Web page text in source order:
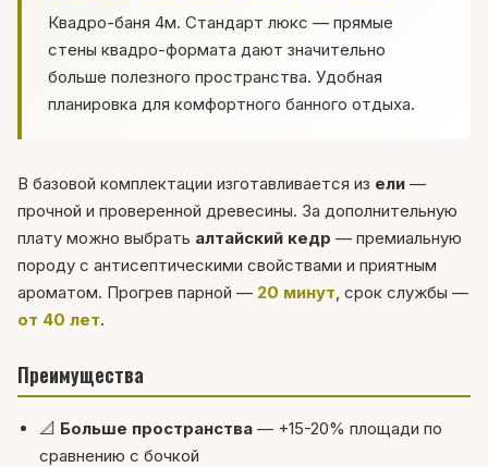
Квадро-баня 4м. Стандарт люкс — прямые
стены квадро-формата дают значительно
больше полезного пространства. Удобная
планировка для комфортного банного отдыха.
В базовой комплектации изготавливается из ели —
прочной и проверенной древесины. За дополнительную
плату можно выбрать алтайский кедр — премиальную
породу с антисептическими свойствами и приятным
ароматом. Прогрев парной — 20 минут, срок службы —
от 40 лет.
Преимущества
📐 Больше пространства — +15-20% площади по
сравнению с бочкой